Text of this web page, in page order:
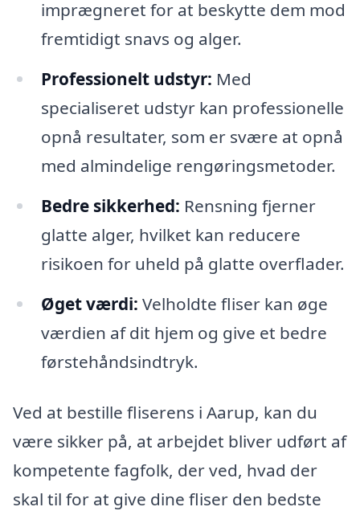
imprægneret for at beskytte dem mod
fremtidigt snavs og alger.
Professionelt udstyr: Med
specialiseret udstyr kan professionelle
opnå resultater, som er svære at opnå
med almindelige rengøringsmetoder.
Bedre sikkerhed: Rensning fjerner
glatte alger, hvilket kan reducere
risikoen for uheld på glatte overflader.
Øget værdi: Velholdte fliser kan øge
værdien af dit hjem og give et bedre
førstehåndsindtryk.
Ved at bestille fliserens i Aarup, kan du
være sikker på, at arbejdet bliver udført af
kompetente fagfolk, der ved, hvad der
skal til for at give dine fliser den bedste